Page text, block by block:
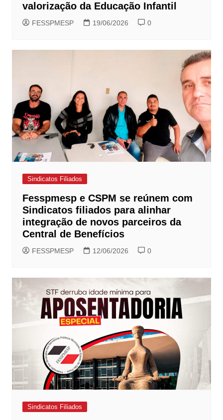
valorização da Educação Infantil
FESSPMESP 19/06/2026 0
Sindicatos Filiados
Fesspmesp e CSPM se reúnem com
Sindicatos filiados para alinhar
integração de novos parceiros da
Central de Benefícios
FESSPMESP 12/06/2026 0
Sindicatos Filiados